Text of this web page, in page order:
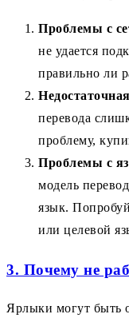
Проблемы с
не удается
правильно ли
перевода
проблему,
Проблемы с
модель
язык.
или целевой
3. Почему не
Ярлыки могут быть